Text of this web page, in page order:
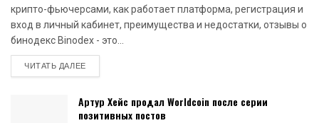
крипто-фьючерсами, как работает платформа, регистрация и
вход в личный кабинет, преимущества и недостатки, отзывы о
бинодекс Binodex - это...
ЧИТАТЬ ДАЛЕЕDETAILS
Артур Хейс продал Worldcoin после серии
позитивных постов